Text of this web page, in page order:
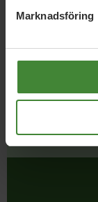
Marknadsföring